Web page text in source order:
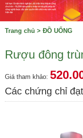
Trang chủ > ĐỒ UỐNG
Rượu đông
Giá tham khảo:
Các chứng chỉ